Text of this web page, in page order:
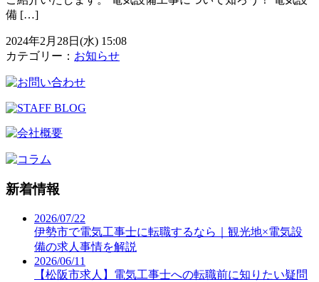
備 […]
2024年2月28日(水) 15:08
カテゴリー： お知らせ
新着情報
2026/07/22
伊勢市で電気工事士に転職するなら｜観光地×電気設
備の求人事情を解説
2026/06/11
【松阪市求人】電気工事士への転職前に知りたい疑問